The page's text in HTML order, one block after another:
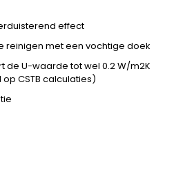
effect
reinigen met een vochtige doek
de U-waarde tot wel 0.2 W/m2K
CSTB calculaties)